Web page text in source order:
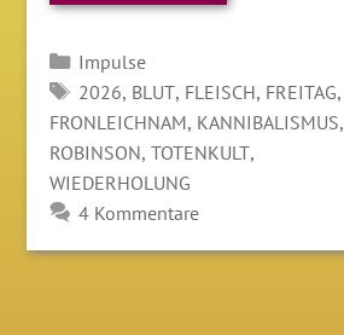
Kategorien
Impulse
SCHLAGWÖRTER
2026, BLUT, FLEISCH, FREITAG,
FRONLEICHNAM, KANNIBALISMUS,
ROBINSON,TOTENKULT,
WIEDERHOLUNG
4 Kommentare